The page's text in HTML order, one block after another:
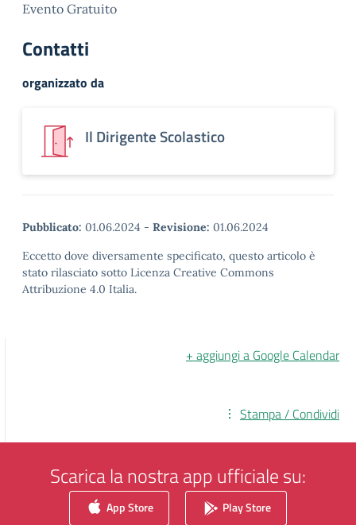
Evento Gratuito
Contatti
organizzato da
Il Dirigente Scolastico
Pubblicato: 01.06.2024 - Revisione: 01.06.2024
Eccetto dove diversamente specificato, questo articolo è
stato rilasciato sotto Licenza Creative Commons
Attribuzione 4.0 Italia.
+ aggiungi a Google Calendar
Stampa / Condividi
Scarica la nostra app ufficiale su:
App Store Play Store